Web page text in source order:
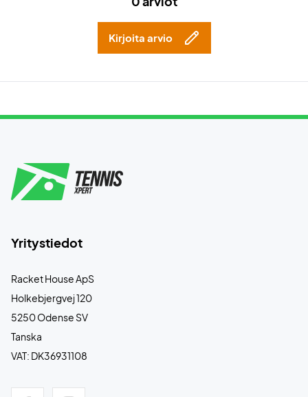
Kirjoita arvio
Yritystiedot
Racket House ApS
Holkebjergvej 120
5250 Odense SV
Tanska
VAT: DK36931108